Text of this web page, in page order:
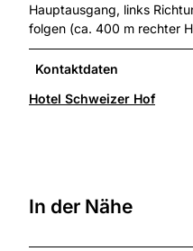
Hauptausgang, links
folgen (ca. 400 m rechter
Kontaktdaten
Hotel Schweizer Hof
In der Nähe